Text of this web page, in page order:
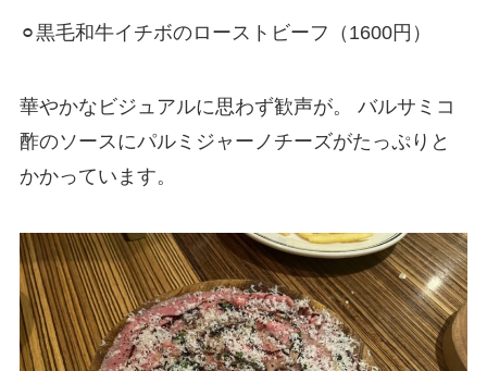
⚪︎黒毛和牛イチボのローストビーフ（1600円）
華やかなビジュアルに思わず歓声が。 バルサミコ
酢のソースにパルミジャーノチーズがたっぷりと
かかっています。